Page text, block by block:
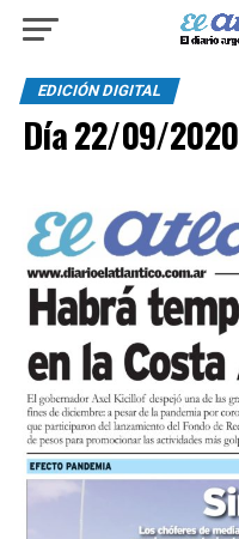
EDICIÓN DIGITAL
Día 22/09/2020